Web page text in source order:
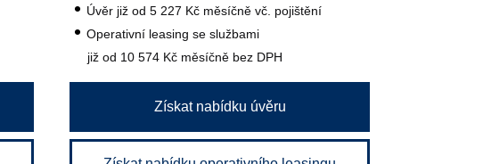
Úvěr již od 5 227 Kč měsíčně vč. pojištění
Operativní leasing se službami
již od 10 574 Kč měsíčně bez DPH
Získat nabídku úvěru